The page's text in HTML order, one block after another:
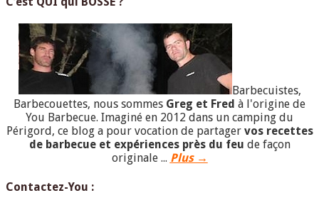
Barbecuistes,
Barbecouettes, nous sommes Greg et Fred à l'origine de
You Barbecue. Imaginé en 2012 dans un camping du
Périgord, ce blog a pour vocation de partager vos recettes
de barbecue et expériences près du feu de façon
originale ... Plus →
Contactez-You :